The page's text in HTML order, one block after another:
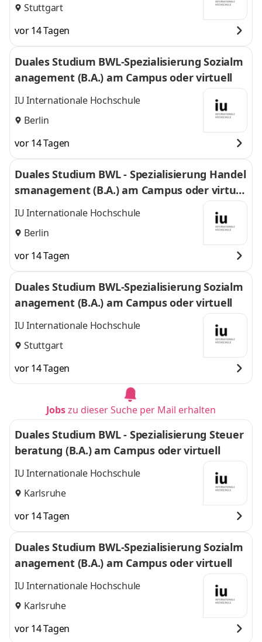
Stuttgart
vor 14 Tagen
Duales Studium BWL-Spezialisierung Sozialm
anagement (B.A.) am Campus oder virtuell
IU Internationale Hochschule
Berlin
vor 14 Tagen
Duales Studium BWL - Spezialisierung Handel
smanagement (B.A.) am Campus oder virtuel
l
IU Internationale Hochschule
Berlin
vor 14 Tagen
Duales Studium BWL-Spezialisierung Sozialm
anagement (B.A.) am Campus oder virtuell
IU Internationale Hochschule
Stuttgart
vor 14 Tagen
Jobszu dieser Suche per Mail erhalten
Duales Studium BWL - Spezialisierung Steuer
beratung (B.A.) am Campus oder virtuell
IU Internationale Hochschule
Karlsruhe
vor 14 Tagen
Duales Studium BWL-Spezialisierung Sozialm
anagement (B.A.) am Campus oder virtuell
IU Internationale Hochschule
Karlsruhe
vor 14 Tagen